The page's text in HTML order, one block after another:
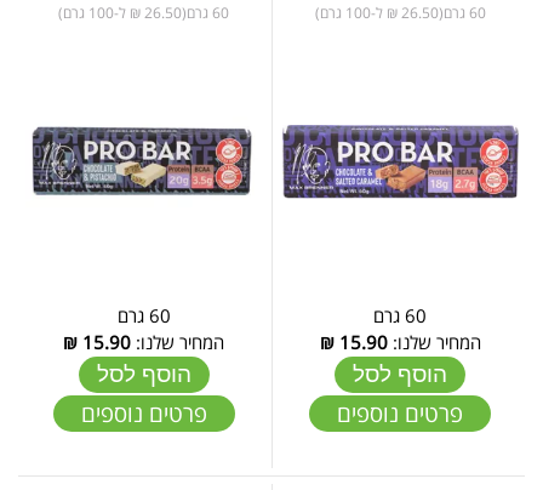
60 גרם(26.50 ₪ ל-100 גרם)
60 גרם
המחיר שלנו:15.90
₪
הוסף לסל
פרטים נוספים
60 גרם(26.50 ₪ ל-100 גרם)
60 גרם
המחיר שלנו: 15.90
₪
הוסף לסל
פרטים נוספים